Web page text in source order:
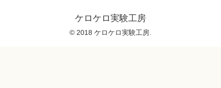
ケロケロ実験工房
© 2018 ケロケロ実験工房.